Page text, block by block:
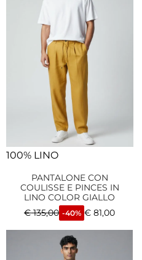
100% LINO
PANTALONE CON
COULISSE E PINCES IN
LINO COLOR GIALLO
€135,00 -40% € 81,00